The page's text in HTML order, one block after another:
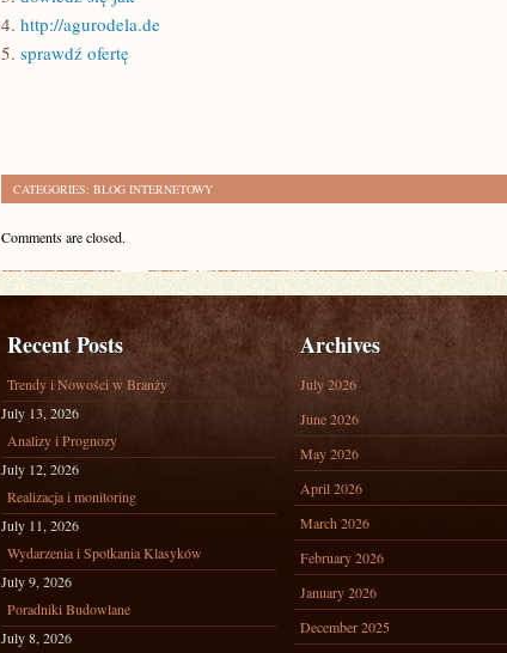
4. http://agurodela.de
5. sprawdź ofertę
CATEGORIES: BLOG INTERNETOWY
Comments are closed.
Recent Posts
Trendy i Nowości w Branży
July 13, 2026
Analizy i Prognozy
July 12, 2026
Realizacja i monitoring
July 11, 2026
Wydarzenia i Spotkania Klasyków
July 9, 2026
Poradniki Budowlane
July 8, 2026
Archives
July 2026
June 2026
May 2026
April 2026
March 2026
February 2026
January 2026
December 2025